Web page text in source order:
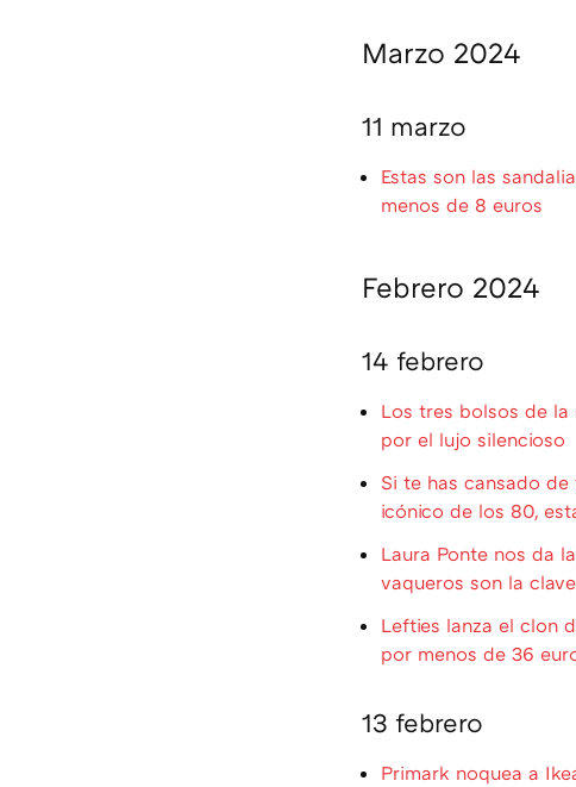
Marzo 2024
11 marzo
Estas son las
menos de 8 euros
Febrero 2024
14 febrero
Los tres bolsos de la
por el lujo silencioso
Si te has cansado
icónico de los 80,
Laura Ponte nos da
vaqueros son la
Lefties lanza el clon
por menos de 36
13 febrero
Primark noquea a